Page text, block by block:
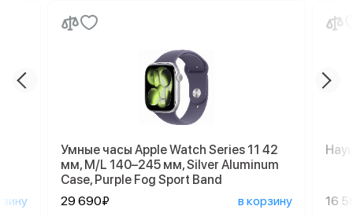
Умные часы Apple Watch Series 11 42
мм, M/L 140–245 мм, Silver Aluminum
Case, Purple Fog Sport Band
29 690₽
в корзину 16